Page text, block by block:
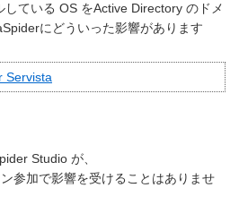
ている OS をActive Directory のドメ
にどういった影響があります
Servista
Studio が、
参加で影響を受けることはありませ